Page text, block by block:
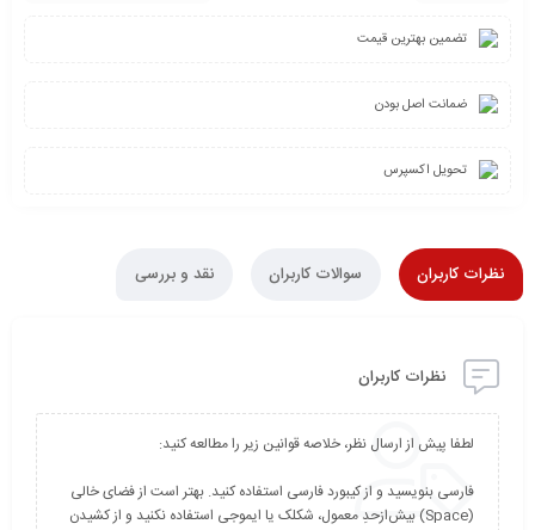
تضمین بهترین قیمت
ضمانت اصل بودن
تحویل اکسپرس
نظرات کاربران سوالات کاربران نقد و بررسی
نظرات کاربران
فارسی بنویسید و از کیبورد فارسی استفاده کنید. بهتر است از فضای خالی
(Space) بیش‌از‌حدِ معمول، شکلک یا ایموجی استفاده نکنید و از کشیدن